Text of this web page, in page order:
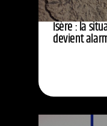
Isère : la
devient